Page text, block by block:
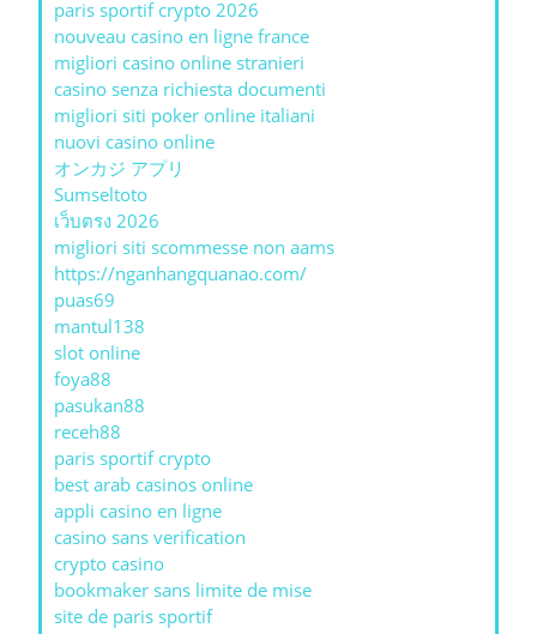
paris sportif crypto 2026
nouveau casino en ligne france
migliori casino online stranieri
casino senza richiesta documenti
migliori siti poker online italiani
nuovi casino online
オンカジ アプリ
Sumseltoto
เว็บตรง 2026
migliori siti scommesse non aams
https://nganhangquanao.com/
puas69
mantul138
slot online
foya88
pasukan88
receh88
paris sportif crypto
best arab casinos online
appli casino en ligne
casino sans verification
crypto casino
bookmaker sans limite de mise
site de paris sportif